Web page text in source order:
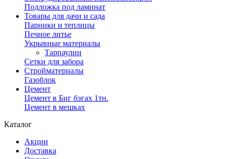
Подложка под ламинат
Товары для дачи и сада
Парники и теплицы
Печное литье
Укрывные материалы
Тарпаулин
Сетки для забора
Стройматериалы
Газоблок
Цемент
Цемент в Биг бэгах 1тн.
Цемент в мешках
Каталог
Акции
Доставка